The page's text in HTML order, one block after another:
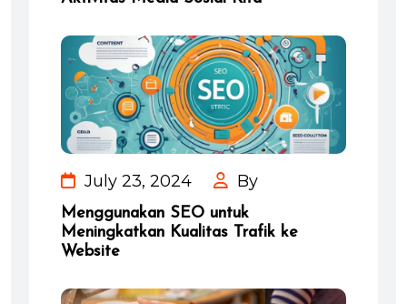
July 23, 2024 By
Menggunakan SEO untuk
Meningkatkan Kualitas Trafik ke
Website